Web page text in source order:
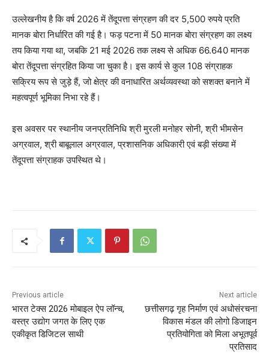
उल्लेखनीय है कि वर्ष 2026 में तेंदूपत्ता संग्रहण की दर 5,500 रुपये प्रति
मानक बोरा निर्धारित की गई है। फड़ पटना में 50 मानक बोरा संग्रहण का लक्ष्य
तय किया गया था, जबकि 21 मई 2026 तक लक्ष्य से अधिक 66.640 मानक
बोरा तेंदूपत्ता संग्रहित किया जा चुका है। इस कार्य से कुल 108 संग्राहक
सक्रिय रूप से जुड़े हैं, जो क्षेत्र की वनाधारित अर्थव्यवस्था को सशक्त बनाने में
महत्वपूर्ण भूमिका निभा रहे हैं।
इस अवसर पर स्थानीय जनप्रतिनिधि श्री मुरली मनोहर सोनी, श्री भीमसेन
अग्रवाल, श्री बाबूलाल अग्रवाल, प्रशासनिक अधिकारी एवं बड़ी संख्या में
तेंदूपत्ता संग्राहक उपस्थित थे।
Previous article
भारत टेक्स 2026 मोबाइल ऐप लॉन्च,
वस्त्र उद्योग जगत के लिए एक
एकीकृत डिजिटल साथी
Next article
छत्तीसगढ़ गृह निर्माण एवं अधोसंरचना
विकास मंडल की लोगो डिजाइन
प्रतियोगिता को मिला अभूतपूर्व
प्रतिसाद